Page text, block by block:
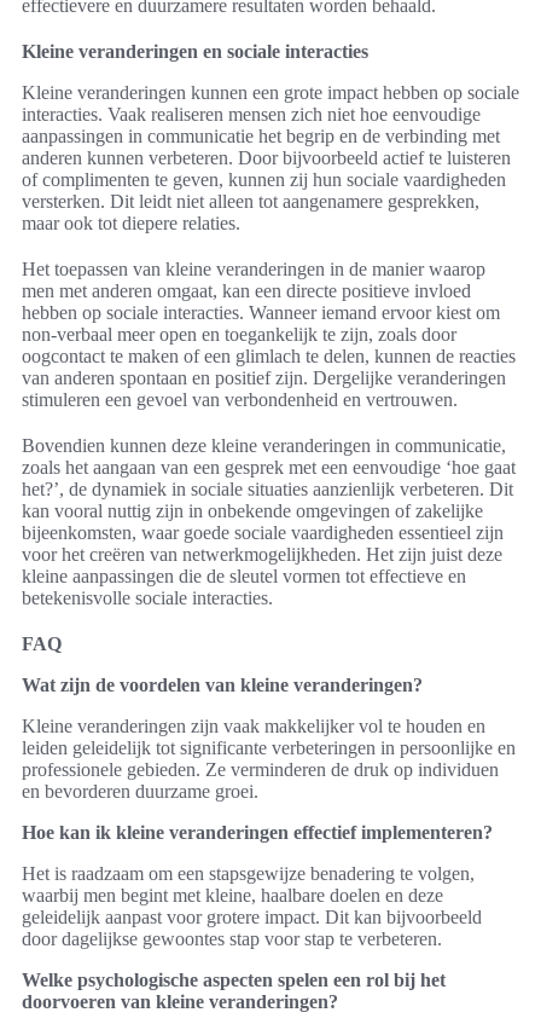
effectievere en duurzamere resultaten worden behaald.
Kleine veranderingen en sociale interacties
Kleine veranderingen kunnen een grote impact hebben op sociale
interacties. Vaak realiseren mensen zich niet hoe eenvoudige
aanpassingen in communicatie het begrip en de verbinding met
anderen kunnen verbeteren. Door bijvoorbeeld actief te luisteren
of complimenten te geven, kunnen zij hun sociale vaardigheden
versterken. Dit leidt niet alleen tot aangenamere gesprekken,
maar ook tot diepere relaties.
Het toepassen van kleine veranderingen in de manier waarop
men met anderen omgaat, kan een directe positieve invloed
hebben op sociale interacties. Wanneer iemand ervoor kiest om
non-verbaal meer open en toegankelijk te zijn, zoals door
oogcontact te maken of een glimlach te delen, kunnen de reacties
van anderen spontaan en positief zijn. Dergelijke veranderingen
stimuleren een gevoel van verbondenheid en vertrouwen.
Bovendien kunnen deze kleine veranderingen in communicatie,
zoals het aangaan van een gesprek met een eenvoudige ‘hoe gaat
het?’, de dynamiek in sociale situaties aanzienlijk verbeteren. Dit
kan vooral nuttig zijn in onbekende omgevingen of zakelijke
bijeenkomsten, waar goede sociale vaardigheden essentieel zijn
voor het creëren van netwerkmogelijkheden. Het zijn juist deze
kleine aanpassingen die de sleutel vormen tot effectieve en
betekenisvolle sociale interacties.
FAQ
Wat zijn de voordelen van kleine veranderingen?
Kleine veranderingen zijn vaak makkelijker vol te houden en
leiden geleidelijk tot significante verbeteringen in persoonlijke en
professionele gebieden. Ze verminderen de druk op individuen
en bevorderen duurzame groei.
Hoe kan ik kleine veranderingen effectief implementeren?
Het is raadzaam om een stapsgewijze benadering te volgen,
waarbij men begint met kleine, haalbare doelen en deze
geleidelijk aanpast voor grotere impact. Dit kan bijvoorbeeld
door dagelijkse gewoontes stap voor stap te verbeteren.
Welke psychologische aspecten spelen een rol bij het
doorvoeren van kleine veranderingen?